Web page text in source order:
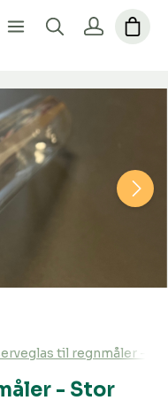
- Stor
til regnmåler -